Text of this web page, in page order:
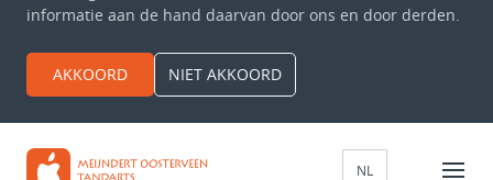
informatie aan de hand daarvan door ons en door derden.
AKKOORD NIET AKKOORD
NL
Inschrijven
Contact